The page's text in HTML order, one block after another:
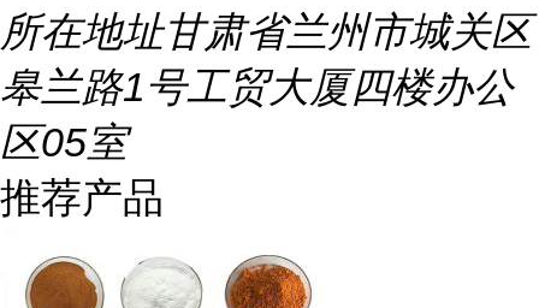
所在地址甘肃省兰州市城关区
皋兰路1号工贸大厦四楼办公
区05室
推荐产品